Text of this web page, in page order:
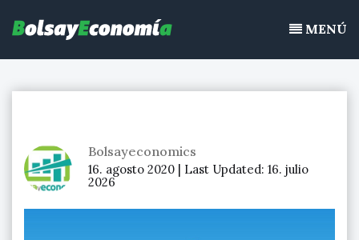
continuo, acciones de bolsa
contenidoMENÚ
Bolsayeconomics
16. agosto 2020 | Last Updated: 16. julio
2026